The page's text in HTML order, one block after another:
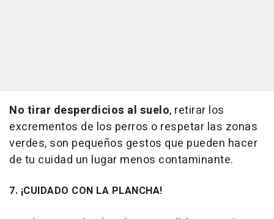
No tirar desperdicios al suelo, retirar los
excrementos de los perros o respetar las zonas
verdes, son pequeños gestos que pueden hacer
de tu cuidad un lugar menos contaminante.
7. ¡CUIDADO CON LA PLANCHA!